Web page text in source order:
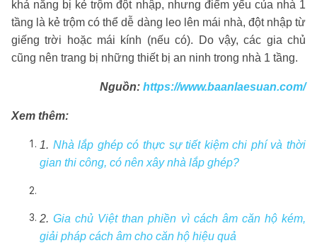
khả năng bị kẻ trộm đột nhập, nhưng điểm yếu của nhà 1
tầng là kẻ trộm có thể dễ dàng leo lên mái nhà, đột nhập từ
giếng trời hoặc mái kính (nếu có). Do vậy, các gia chủ
cũng nên trang bị những thiết bị an ninh trong nhà 1 tầng.
Nguồn: https://www.baanlaesuan.com/
Xem thêm:
1. Nhà lắp ghép có thực sự tiết kiệm chi phí và thời
gian thi công, có nên xây nhà lắp ghép?
2.Gia chủ Việt than phiền vì cách âm căn hộ kém,
giải pháp cách âm cho căn hộ hiệu quả